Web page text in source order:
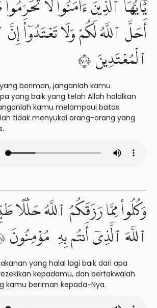
يَٰٓأَيُّهَا ٱلَّذِينَ ءَامَنُوا۟ لَا
أَحَلَّ ٱللَّهُ لَكُمْ وَلَا تَعْتَدُوٓا۟
ٱلْمُعْتَدِينَ ٨٧
beriman, janganlah kamu
yang baik yang telah Allah halalkan
kamu melampaui batas.
tidak menyukai orang-orang yang
وَكُلُوا۟ مِمَّا رَزَقَكُمُ ٱللَّهُ حَلَٰلًا
ٱللَّهَ ٱلَّذِىٓ أَنتُم بِهِۦ مُؤْمِنُونَ ٨٨
yang halal lagi baik dari apa
kepadamu, dan bertakwalah
kamu beriman kepada-Nya.